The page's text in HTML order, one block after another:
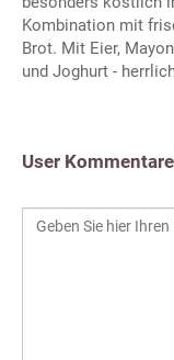
Kombination mit
Brot. Mit Eier,
und Joghurt -
User Kommentare